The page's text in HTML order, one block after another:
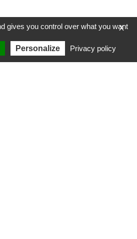
VIDÉOS
X
gives you control over what you want
Personalize Privacy policy